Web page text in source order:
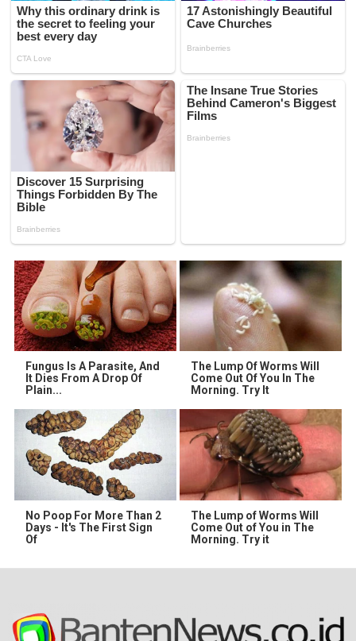
Fungus Is A Parasite, And
It Dies From A Drop Of
Plain...
The Lump Of Worms Will
Come Out Of You In The
Morning. Try It
No Poop For More Than 2
Days - It's The First Sign
Of
The Lump of Worms Will
Come Out of You in The
Morning. Try it